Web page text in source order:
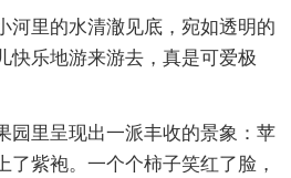
河里的水清澈见底，宛如透明的
快乐地游来游去，真是可爱极
园里呈现出一派丰收的景象：苹
了紫袍。一个个柿子笑红了脸，